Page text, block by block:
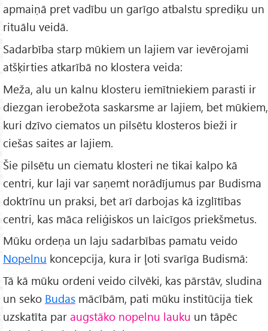
apmaiņā pret vadību un garīgo atbalstu sprediķu un
rituālu veidā.
Sadarbība starp mūkiem un lajiem var ievērojami
atšķirties atkarībā no klostera veida:
Meža, alu un kalnu klosteru iemītniekiem parasti ir
diezgan ierobežota saskarsme ar lajiem, bet mūkiem,
kuri dzīvo ciematos un pilsētu klosteros bieži ir
ciešas saites ar lajiem.
Šie pilsētu un ciematu klosteri ne tikai kalpo kā
centri, kur laji var saņemt norādījumus par Budisma
doktrīnu un praksi, bet arī darbojas kā izglītības
centri, kas māca reliģiskos un laicīgos priekšmetus.
Mūku ordeņa un laju sadarbības pamatu veido
Nopelnu koncepcija, kura ir ļoti svarīga Budismā:
Tā kā mūku ordeni veido cilvēki, kas pārstāv, sludina
un seko Budas mācībām, pati mūku institūcija tiek
uzskatīta par augstāko nopelnu lauku un tāpēc